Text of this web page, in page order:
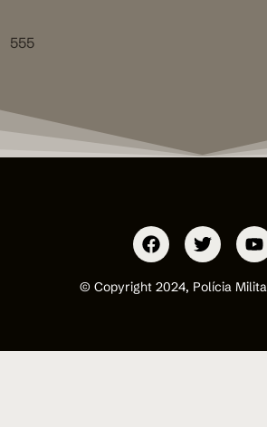
555
© Copyright 2024, Polícia